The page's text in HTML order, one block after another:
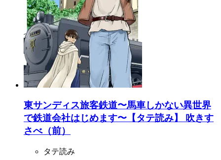
東サンディス旅客鉄道〜馬車しかない異世界
で鉄道会社はじめます〜【タテ読み】 吹きす
さべ（前）
タテ読み